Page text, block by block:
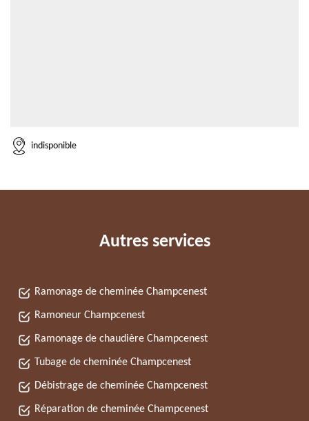
indisponible
Autres services
Ramonage de cheminée Champcenest
Ramoneur Champcenest
Ramonage de chaudière Champcenest
Tubage de cheminée Champcenest
Débistrage de cheminée Champcenest
Réparation de cheminée Champcenest